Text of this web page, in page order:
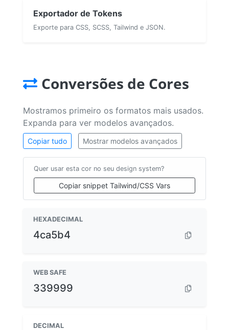
Exportador de Tokens
Exporte para CSS, SCSS, Tailwind e JSON.
Conversões de Cores
Mostramos primeiro os formatos mais usados.
Expanda para ver modelos avançados.
Copiar tudo Mostrar modelos avançados
Quer usar esta cor no seu design system?
Copiar snippet Tailwind/CSS Vars
HEXADECIMAL
4ca5b4
WEB SAFE
339999
DECIMAL